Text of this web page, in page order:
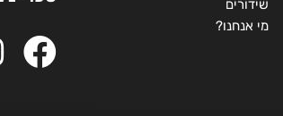
שידורים
מי אנחנו?